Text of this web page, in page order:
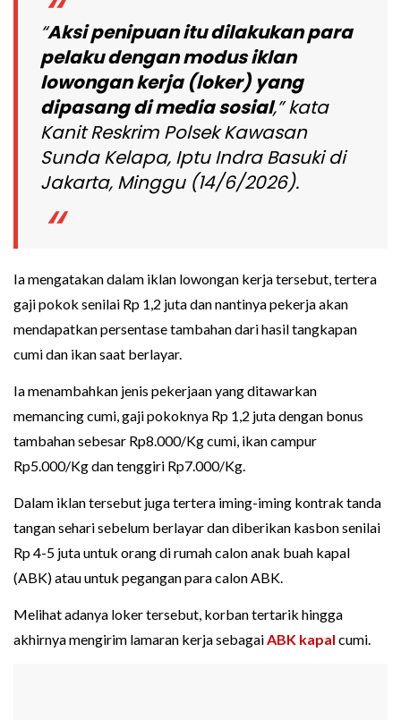
“Aksi penipuan itu dilakukan para
pelaku dengan modus iklan
lowongan kerja (loker) yang
dipasang di media sosial,” kata
Kanit Reskrim Polsek Kawasan
Sunda Kelapa, Iptu Indra Basuki di
Jakarta, Minggu (14/6/2026).
Ia mengatakan dalam iklan lowongan kerja tersebut, tertera
gaji pokok senilai Rp 1,2 juta dan nantinya pekerja akan
mendapatkan persentase tambahan dari hasil tangkapan
cumi dan ikan saat berlayar.
Ia menambahkan jenis pekerjaan yang ditawarkan
memancing cumi, gaji pokoknya Rp 1,2 juta dengan bonus
tambahan sebesar Rp8.000/Kg cumi, ikan campur
Rp5.000/Kg dan tenggiri Rp7.000/Kg.
Dalam iklan tersebut juga tertera iming-iming kontrak tanda
tangan sehari sebelum berlayar dan diberikan kasbon senilai
Rp 4-5 juta untuk orang di rumah calon anak buah kapal
(ABK) atau untuk pegangan para calon ABK.
Melihat adanya loker tersebut, korban tertarik hingga
akhirnya mengirim lamaran kerja sebagaiABK kapal cumi.